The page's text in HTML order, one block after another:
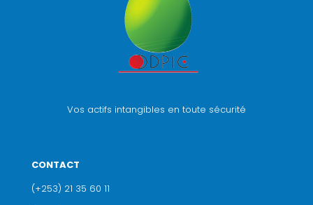
Vos actifs intangibles en toute sécurité
CONTACT
(+253) 21 35 60 11